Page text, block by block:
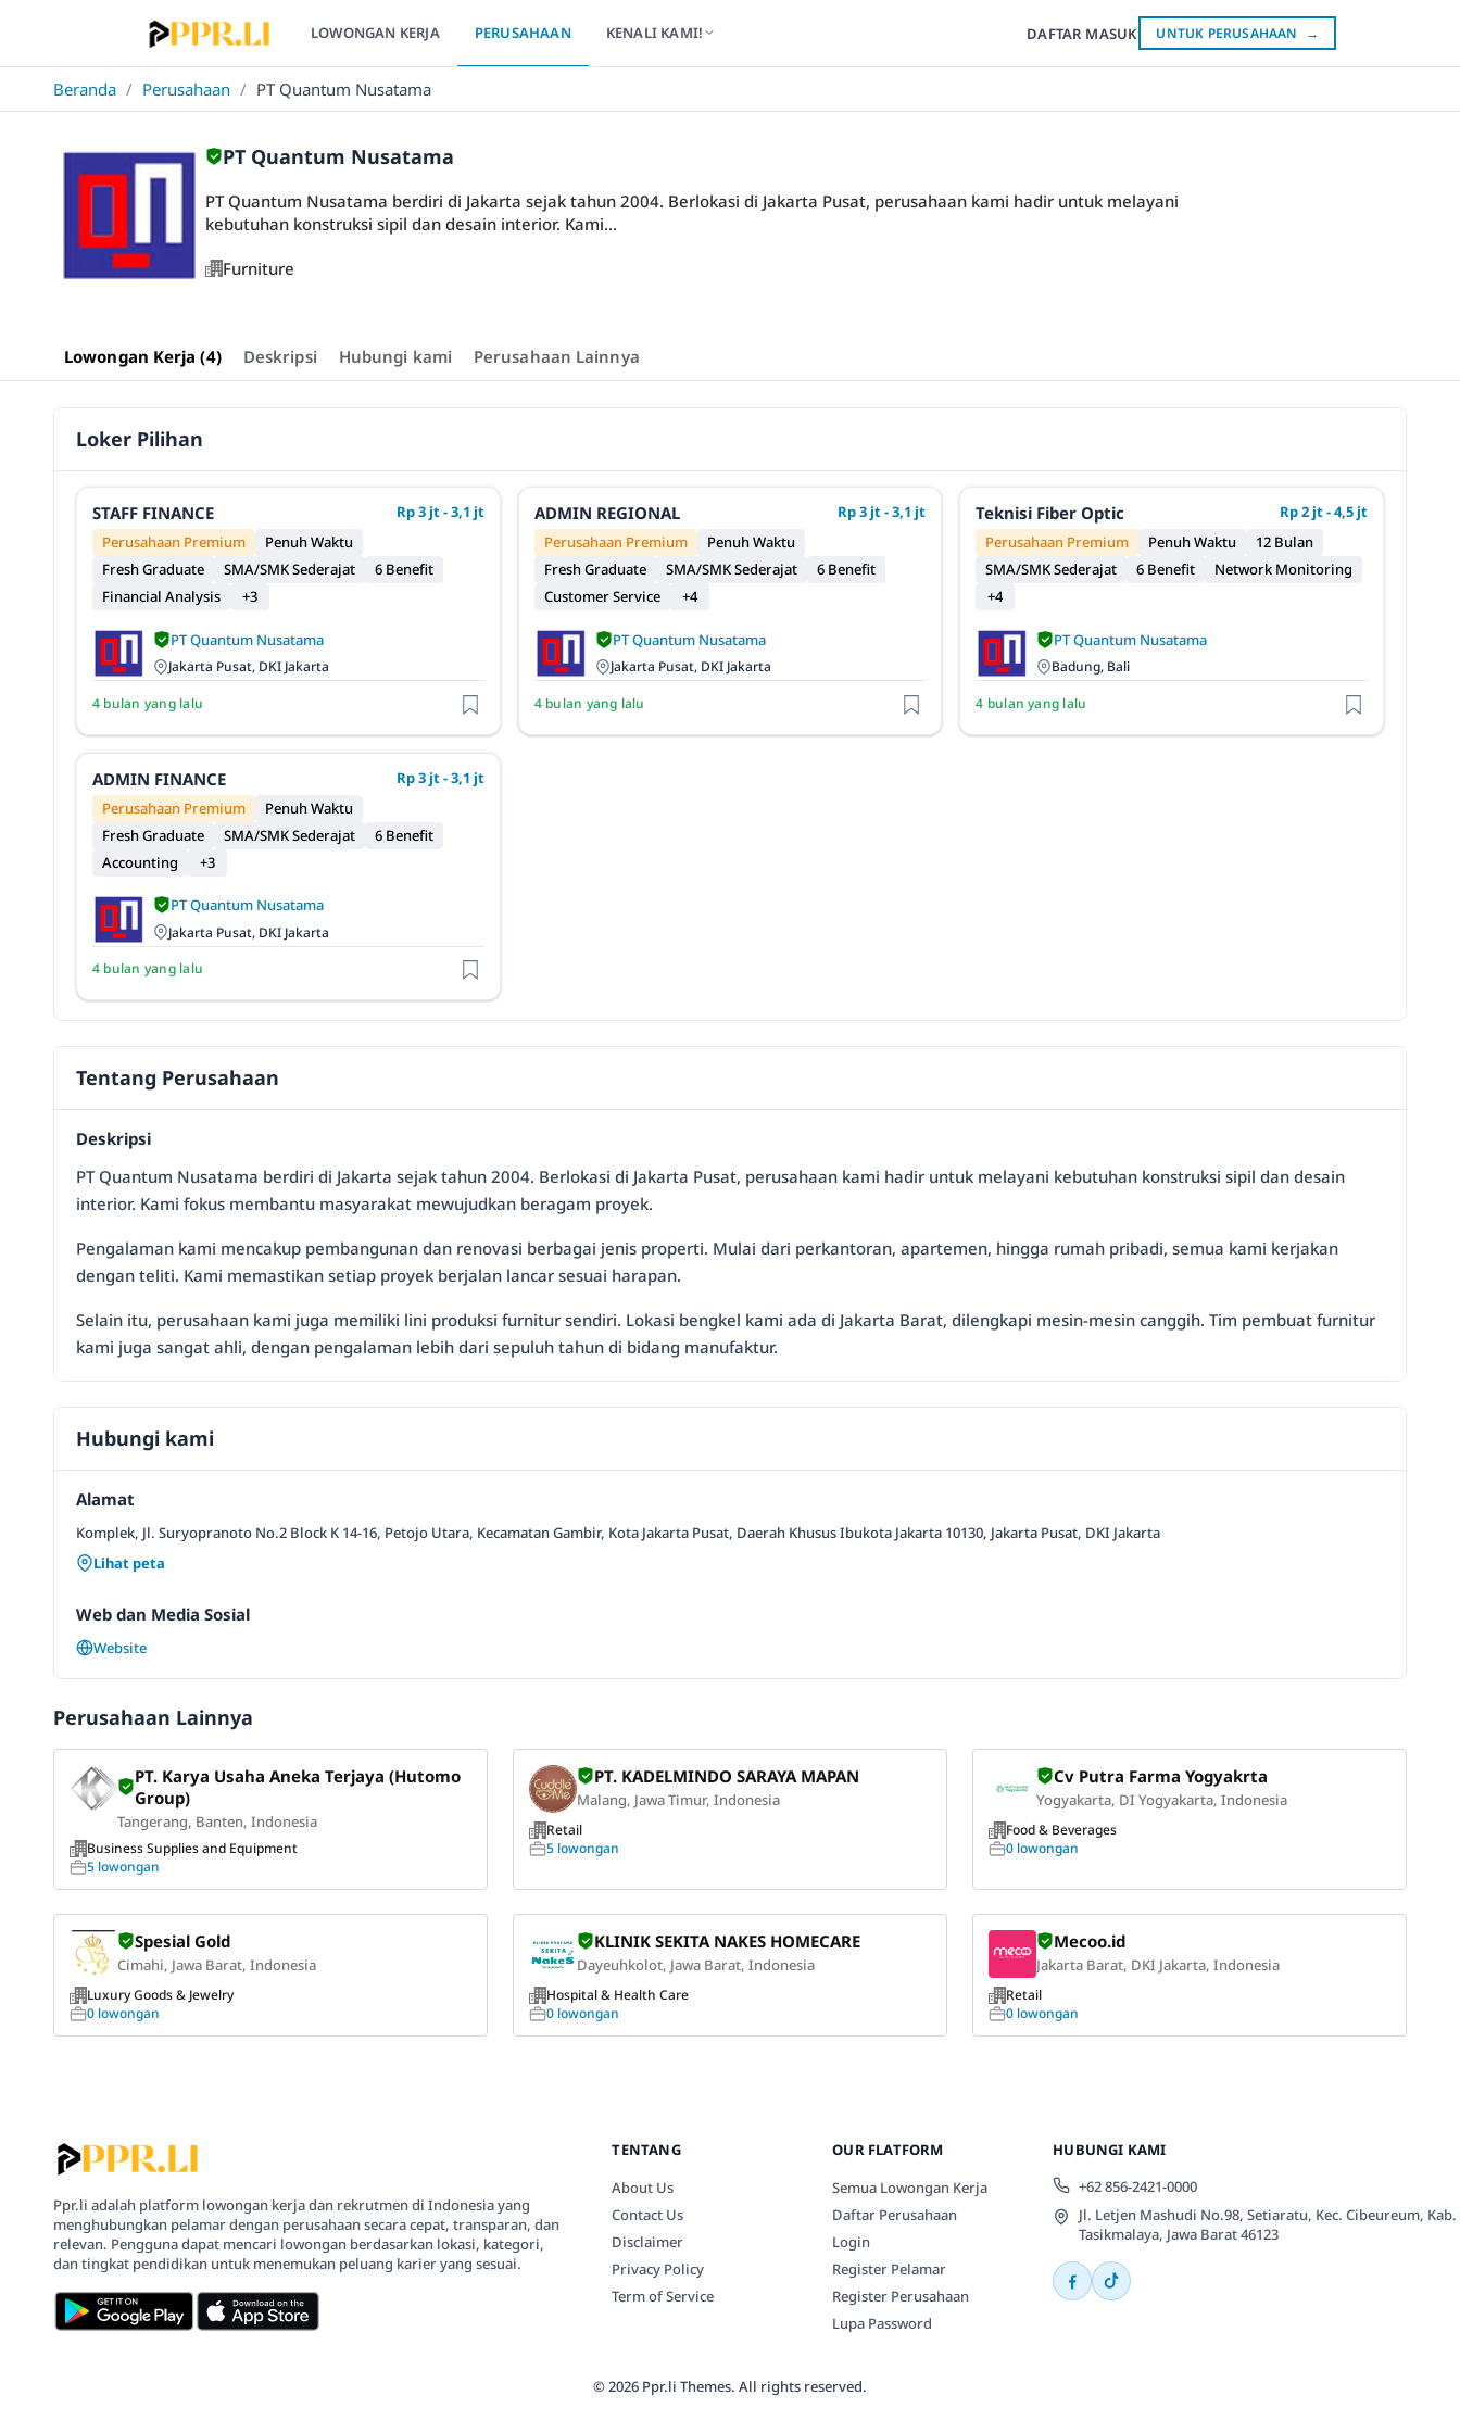
LOWONGAN KERJA PERUSAHAAN KENALI KAMI! DAFTAR MASUK UNTUK PERUSAHAAN →
Beranda / Perusahaan / PT Quantum Nusatama
PT Quantum Nusatama
PT Quantum Nusatama berdiri di Jakarta sejak tahun 2004. Berlokasi di Jakarta Pusat, perusahaan kami hadir untuk melayani
kebutuhan konstruksi sipil dan desain interior. Kami...
Furniture
Lowongan Kerja (4) Deskripsi Hubungi kami Perusahaan Lainnya
Loker Pilihan
STAFF FINANCE
Rp 3 jt - 3,1 jt
Perusahaan Premium
Penuh Waktu
Fresh Graduate
SMA/SMK Sederajat
6 Benefit
Financial Analysis
+3
PT Quantum Nusatama
Jakarta Pusat, DKI Jakarta
4 bulan yang lalu
ADMIN REGIONAL
Rp 3 jt - 3,1 jt
Perusahaan Premium
Penuh Waktu
Fresh Graduate
SMA/SMK Sederajat
6 Benefit
Customer Service
+4
PT Quantum Nusatama
Jakarta Pusat, DKI Jakarta
4 bulan yang lalu
Teknisi Fiber Optic
Rp 2 jt - 4,5 jt
Perusahaan Premium
Penuh Waktu
12 Bulan
SMA/SMK Sederajat
6 Benefit
Network Monitoring
+4
PT Quantum Nusatama
Badung, Bali
4 bulan yang lalu
ADMIN FINANCE
Rp 3 jt - 3,1 jt
Perusahaan Premium
Penuh Waktu
Fresh Graduate
SMA/SMK Sederajat
6 Benefit
Accounting
+3
PT Quantum Nusatama
Jakarta Pusat, DKI Jakarta
4 bulan yang lalu
Tentang Perusahaan
Deskripsi
PT Quantum Nusatama berdiri di Jakarta sejak tahun 2004. Berlokasi di Jakarta Pusat, perusahaan kami hadir untuk melayani kebutuhan konstruksi sipil dan desain
interior. Kami fokus membantu masyarakat mewujudkan beragam proyek.
Pengalaman kami mencakup pembangunan dan renovasi berbagai jenis properti. Mulai dari perkantoran, apartemen, hingga rumah pribadi, semua kami kerjakan
dengan teliti. Kami memastikan setiap proyek berjalan lancar sesuai harapan.
Selain itu, perusahaan kami juga memiliki lini produksi furnitur sendiri. Lokasi bengkel kami ada di Jakarta Barat, dilengkapi mesin-mesin canggih. Tim pembuat furnitur
kami juga sangat ahli, dengan pengalaman lebih dari sepuluh tahun di bidang manufaktur.
Hubungi kami
Alamat
Komplek, Jl. Suryopranoto No.2 Block K 14-16, Petojo Utara, Kecamatan Gambir, Kota Jakarta Pusat, Daerah Khusus Ibukota Jakarta 10130, Jakarta Pusat, DKI Jakarta
Lihat peta
Web dan Media Sosial
Website
Perusahaan Lainnya
PT. Karya Usaha Aneka Terjaya (Hutomo
Group)
Tangerang, Banten, Indonesia
Business Supplies and Equipment
5 lowongan
PT. KADELMINDO SARAYA MAPAN
Malang, Jawa Timur, Indonesia
Retail
5 lowongan
Cv Putra Farma Yogyakrta
Yogyakarta, DI Yogyakarta, Indonesia
Food & Beverages
0 lowongan
Spesial Gold
Cimahi, Jawa Barat, Indonesia
Luxury Goods & Jewelry
0 lowongan
KLINIK SEKITA NAKES HOMECARE
Dayeuhkolot, Jawa Barat, Indonesia
Hospital & Health Care
0 lowongan
Mecoo.id
Jakarta Barat, DKI Jakarta, Indonesia
Retail
0 lowongan
Ppr.li adalah platform lowongan kerja dan rekrutmen di Indonesia yang
menghubungkan pelamar dengan perusahaan secara cepat, transparan, dan
relevan. Pengguna dapat mencari lowongan berdasarkan lokasi, kategori,
dan tingkat pendidikan untuk menemukan peluang karier yang sesuai.
TENTANG
About Us
Contact Us
Disclaimer
Privacy Policy
Term of Service
OUR FLATFORM
Semua Lowongan Kerja
Daftar Perusahaan
Login
Register Pelamar
Register Perusahaan
Lupa Password
HUBUNGI KAMI
+62 856-2421-0000
Jl. Letjen Mashudi No.98, Setiaratu, Kec. Cibeureum, Kab.
Tasikmalaya, Jawa Barat 46123
© 2026 Ppr.li Themes. All rights reserved.